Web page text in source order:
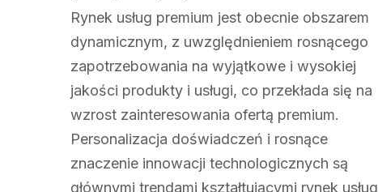
Rynek usług premium jest obecnie obszarem
dynamicznym, z uwzględnieniem rosnącego
zapotrzebowania na wyjątkowe i wysokiej
jakości produkty i usługi, co przekłada się na
wzrost zainteresowania ofertą premium.
Personalizacja doświadczeń i rosnące
znaczenie innowacji technologicznych są
głównymi trendami kształtującymi rynek usług